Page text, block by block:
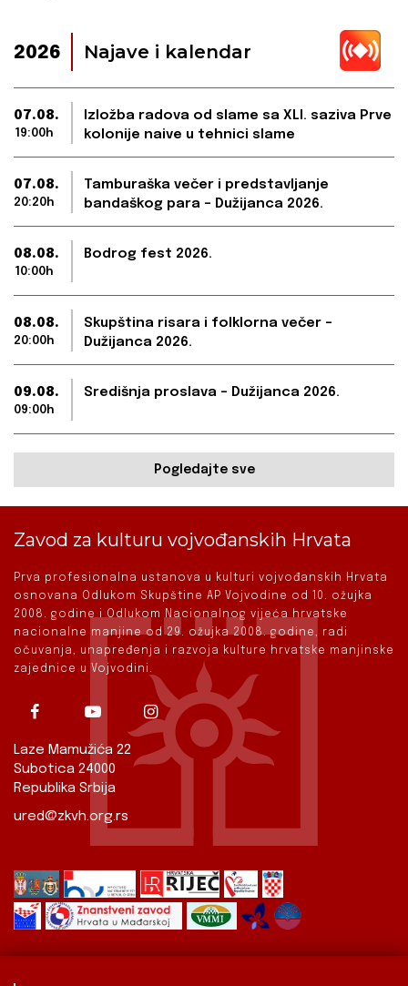
2026 Najave i kalendar
07.08.
19:00h
Izložba radova od slame sa XLI. saziva Prve
kolonije naive u tehnici slame
07.08.
20:20h
Tamburaška večer i predstavljanje
bandaškog para – Dužijanca 2026.
08.08.
10:00h
Bodrog fest 2026.
08.08.
20:00h
Skupština risara i folklorna večer –
Dužijanca 2026.
09.08.
09:00h
Središnja proslava – Dužijanca 2026.
Pogledajte sve
Zavod za kulturu vojvođanskih Hrvata
Prva profesionalna ustanova u kulturi vojvođanskih Hrvata
osnovana Odlukom Skupštine AP Vojvodine od 10. ožujka
2008. godine i Odlukom Nacionalnog vijeća hrvatske
nacionalne manjine od 29. ožujka 2008. godine, radi
očuvanja, unapređenja i razvoja kulture hrvatske manjinske
zajednice u Vojvodini.
Laze Mamužića 22
Subotica 24000
Republika Srbija
ured@zkvh.org.rs